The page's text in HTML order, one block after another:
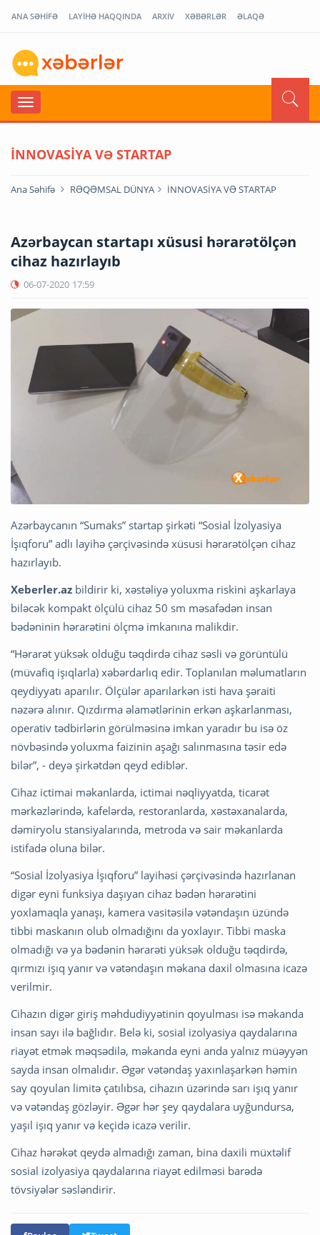
ANA SƏHİFƏ LAYİHƏ HAQQINDA ARXİV XƏBƏRLƏR ƏLAQƏ
İNNOVASİYA VƏ STARTAP
Ana Səhifə RƏQƏMSAL DÜNYA İNNOVASİYA VƏ STARTAP
Azərbaycan startapı xüsusi hərarətölçən
cihaz hazırlayıb
06-07-2020 17:59
Azərbaycanın “Sumaks” startap şirkəti “Sosial İzolyasiya
İşıqforu” adlı layihə çərçivəsində xüsusi hərarətölçən cihaz
hazırlayıb.
Xeberler.az bildirir ki, xəstəliyə yoluxma riskini aşkarlaya
biləcək kompakt ölçülü cihaz 50 sm məsafədən insan
bədəninin hərarətini ölçmə imkanına malikdir.
“Hərarət yüksək olduğu təqdirdə cihaz səsli və görüntülü
(müvafiq işıqlarla) xəbərdarlıq edir. Toplanılan məlumatların
qeydiyyatı aparılır. Ölçülər aparılarkən isti hava şəraiti
nəzərə alınır. Qızdırma əlamətlərinin erkən aşkarlanması,
operativ tədbirlərin görülməsinə imkan yaradır bu isə öz
növbəsində yoluxma faizinin aşağı salınmasına təsir edə
bilər”, - deyə şirkətdən qeyd ediblər.
Cihaz ictimai məkanlarda, ictimai nəqliyyatda, ticarət
mərkəzlərində, kafelərdə, restoranlarda, xəstəxanalarda,
dəmiryolu stansiyalarında, metroda və sair məkanlarda
istifadə oluna bilər.
“Sosial İzolyasiya İşıqforu” layihəsi çərçivəsində hazırlanan
digər eyni funksiya daşıyan cihaz bədən hərarətini
yoxlamaqla yanaşı, kamera vasitəsilə vətəndaşın üzündə
tibbi maskanın olub olmadığını da yoxlayır. Tibbi maska
olmadığı və ya bədənin hərarəti yüksək olduğu təqdirdə,
qırmızı işıq yanır və vətəndaşın məkana daxil olmasına icazə
verilmir.
Cihazın digər giriş məhdudiyyətinin qoyulması isə məkanda
insan sayı ilə bağlıdır. Belə ki, sosial izolyasiya qaydalarına
riayət etmək məqsədilə, məkanda eyni anda yalnız müəyyən
sayda insan olmalıdır. Əgər vətəndaş yaxınlaşarkən həmin
say qoyulan limitə çatılıbsa, cihazın üzərində sarı işıq yanır
və vətəndaş gözləyir. Əgər hər şey qaydalara uyğundursa,
yaşıl işıq yanır və keçidə icazə verilir.
Cihaz hərəkət qeydə almadığı zaman, bina daxili müxtəlif
sosial izolyasiya qaydalarına riayət edilməsi barədə
tövsiyələr səsləndirir.